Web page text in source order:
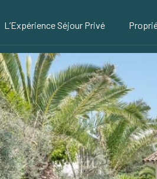
L’Expérience Séjour Privé